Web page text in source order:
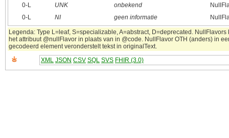
0‑L UNK onbekend
0‑L
NI geen informatie
Legenda: Type L=leaf, S=specializable, A=abstract, D=deprecated. NullFlavors
het attribuut @nullFlavor in plaats van in @code. NullFlavor OTH (anders) in
gecodeerd element veronderstelt tekst in originalText.
XML JSON CSV SQL SVS FHIR (3.0)